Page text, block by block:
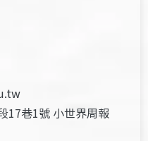
17巷1號 小世界周報